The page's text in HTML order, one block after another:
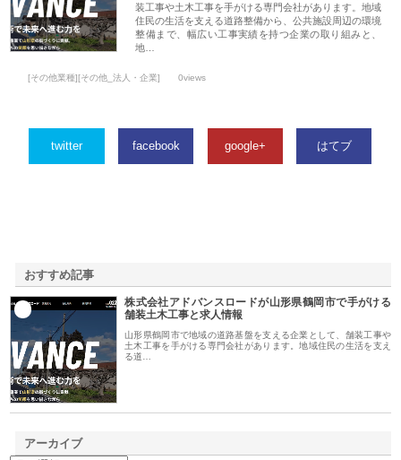
装工事や土木工事を手がける専門会社があります。地域
住民の生活を支える道路整備から、公共施設周辺の環境
整備まで、幅広い工事実績を持つ企業の取り組みと、
地…
[その他業種][その他_法人・企業] 0views
twitter facebook google+ はてブ
おすすめ記事
株式会社アドバンスロードが山形県鶴岡市で手がける
舗装土木工事と求人情報
山形県鶴岡市で地域の道路基盤を支える企業として、舗装工事や
土木工事を手がける専門会社があります。地域住民の生活を支え
る道…
アーカイブ